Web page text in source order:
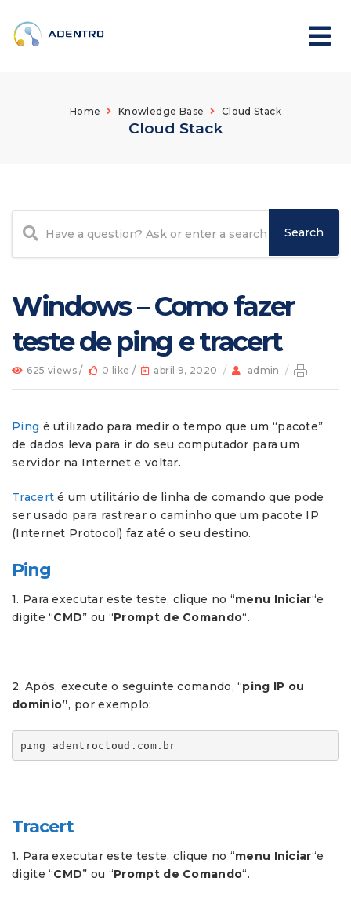
Home Knowledge Base Cloud Stack
Cloud Stack
Windows – Como fazer
teste de ping e tracert
625 views / 0 like / abril 9, 2020 / admin /
Ping é utilizado para medir o tempo que um “pacote”
de dados leva para ir do seu computador para um
servidor na Internet e voltar.
Tracert é um utilitário de linha de comando que pode
ser usado para rastrear o caminho que um pacote IP
(Internet Protocol) faz até o seu destino.
Ping
1. Para executar este teste, clique no “menu Iniciar“e
digite “CMD” ou “Prompt de Comando“.
2. Após, execute o seguinte comando, “ping IP ou
dominio”, por exemplo:
ping adentrocloud.com.br
Tracert
1. Para executar este teste, clique no “menu Iniciar“e
digite “CMD” ou “Prompt de Comando“.